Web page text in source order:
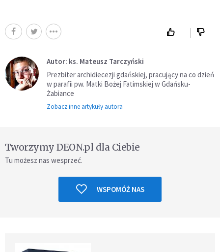
Autor: ks. Mateusz Tarczyński
Prezbiter archidiecezji gdańskiej, pracujący na co dzień
w parafii pw. Matki Bożej Fatimskiej w Gdańsku-
Żabiance
Zobacz inne artykuły autora
Tworzymy DEON.pl dla Ciebie
Tu możesz nas wesprzeć.
WSPOMÓŻ NAS